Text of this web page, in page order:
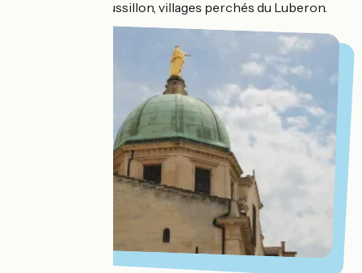
Bonnieux ou Roussillon, villages perchés du Luberon.